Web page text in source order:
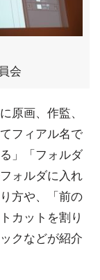
会
原画、作監、
フィアル名で
」「フォルダ
ォルダに入れ
方や、「前の
カットを割り
クなどが紹介